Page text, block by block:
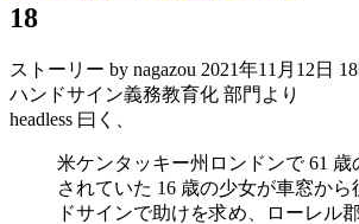
18
ストーリー by nagazou 2021年11月12日
ハンドサイン義務教育化 部門より
headless 曰く、
米ケンタッキー州ロンドンで 61 歳
されていた 16 歳の少女が車窓から
ドサインで助けを求め、ローレル